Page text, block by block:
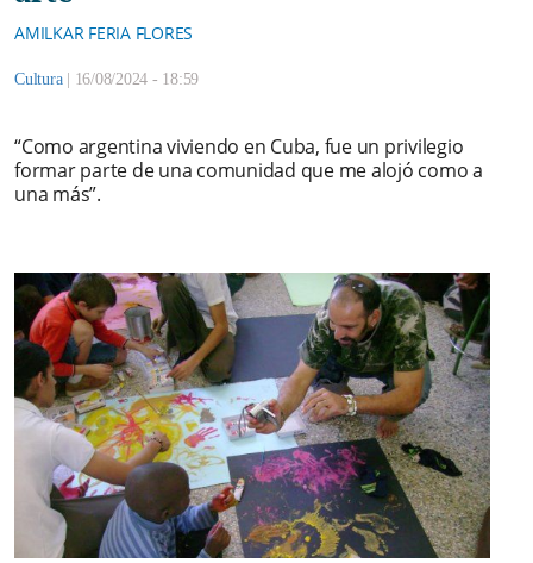
AMILKAR FERIA FLORES
Cultura | 16/08/2024 - 18:59
“Como argentina viviendo en Cuba, fue un privilegio
formar parte de una comunidad que me alojó como a
una más”.